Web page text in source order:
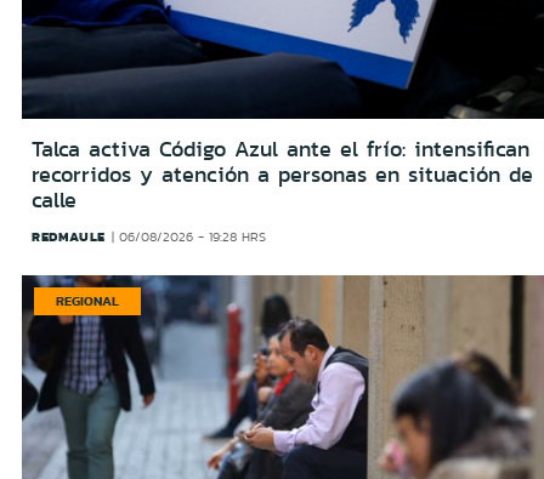
Talca activa Código Azul ante el frío: intensifican
recorridos y atención a personas en situación de
calle
REDMAULE 06/08/2026 - 19:28 HRS
REGIONAL